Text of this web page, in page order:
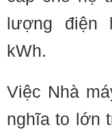
lượng điện
kWh.
Việc Nhà
nghĩa to lớn